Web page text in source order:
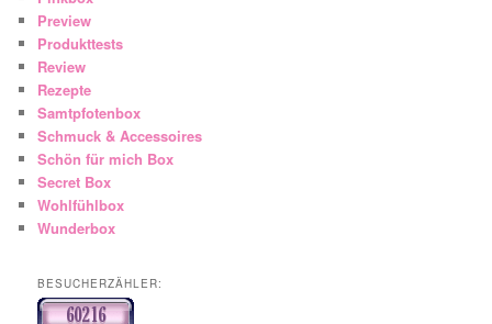
Preview
Produkttests
Review
Rezepte
Samtpfotenbox
Schmuck & Accessoires
Schön für mich Box
Secret Box
Wohlfühlbox
Wunderbox
BESUCHERZÄHLER: